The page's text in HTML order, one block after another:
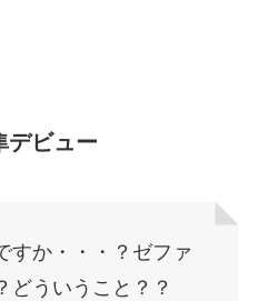
ビュー
すか・・・？ゼファ
どういうこと？？